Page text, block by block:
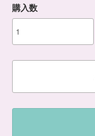
購入数